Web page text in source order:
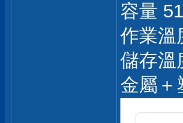
容量
作業溫
儲存溫
金屬＋